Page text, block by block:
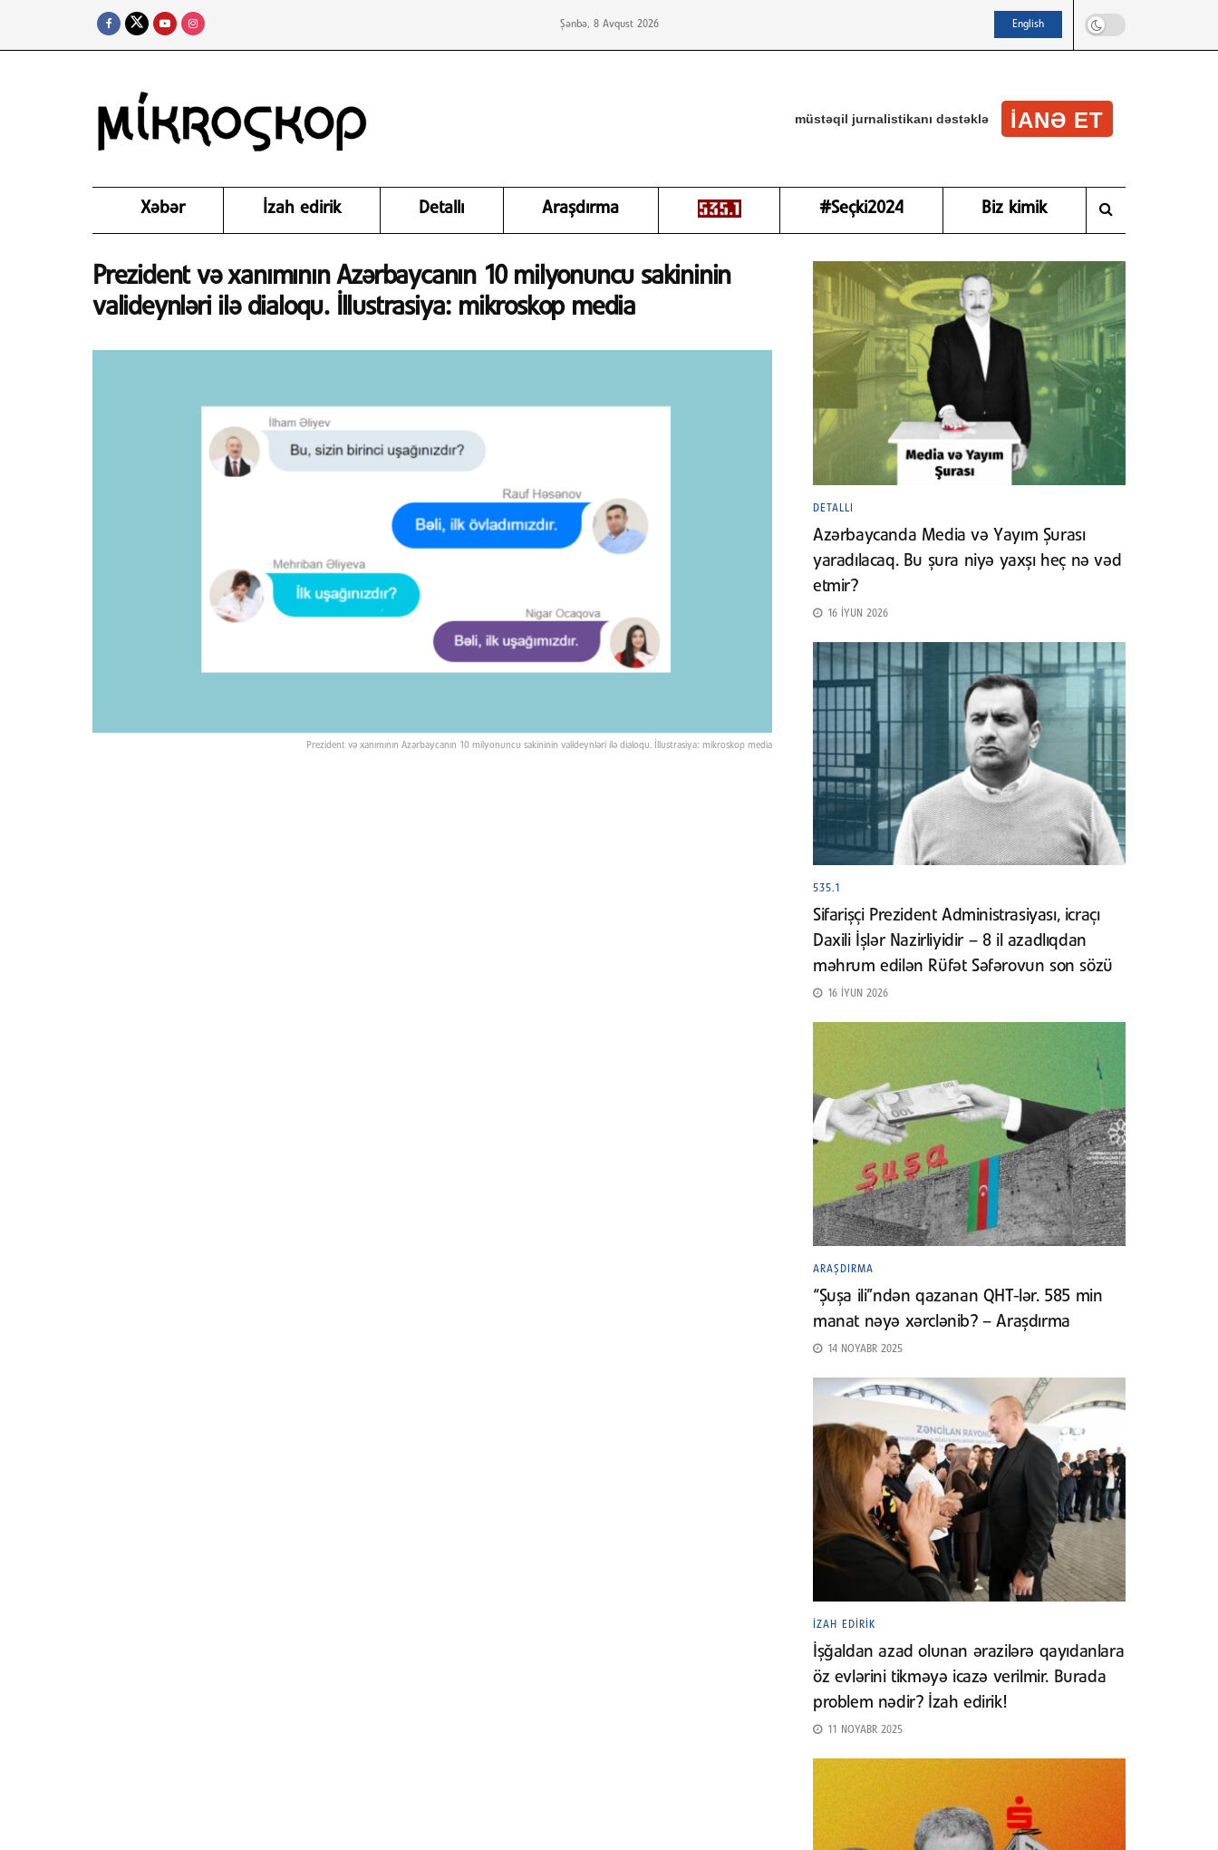
Şənbə, 8 Avqust 2026 English
müstəqil jurnalistikanı dəstəklə IANƏ ET
Xəbər İzah edirik Detallı Araşdırma #Seçki2024 Biz kimik
Prezident və xanımının Azərbaycanın 10 milyonuncu sakininin
valideynləri ilə dialoqu. İllustrasiya: mikroskop media
Prezident və xanımının Azərbaycanın 10 milyonuncu sakininin valideynləri ilə dialoqu. İllustrasiya: mikroskop media
DETALLI
Azərbaycanda Media və Yayım Şurası
yaradılacaq. Bu şura niyə yaxşı heç nə vəd
etmir?
16 İYUN 2026
535.1
Sifarişçi Prezident Administrasiyası, icraçı
Daxili İşlər Nazirliyidir – 8 il azadlıqdan
məhrum edilən Rüfət Səfərovun son sözü
16 İYUN 2026
ARAŞDIRMA
“Şuşa ili”ndən qazanan QHT-lər. 585 min
manat nəyə xərclənib? – Araşdırma
14 NOYABR 2025
İZAH EDIRIK
İşğaldan azad olunan ərazilərə qayıdanlara
öz evlərini tikməyə icazə verilmir. Burada
problem nədir? İzah edirik!
11 NOYABR 2025